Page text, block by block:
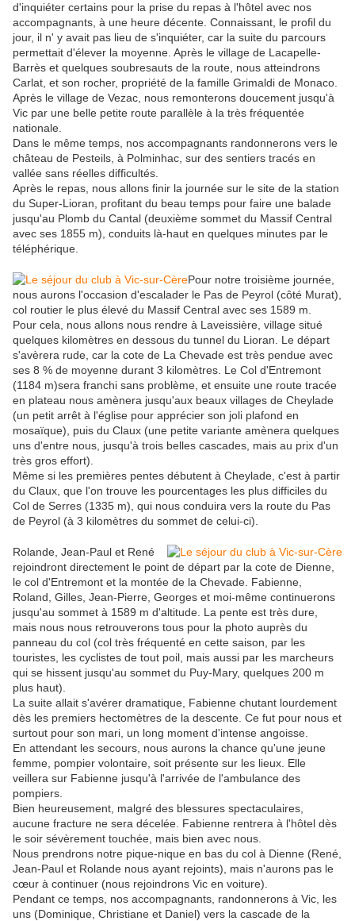
d'inquiéter certains pour la prise du repas à l'hôtel avec nos
accompagnants, à une heure décente. Connaissant, le profil du
jour, il n' y avait pas lieu de s'inquiéter, car la suite du parcours
permettait d'élever la moyenne. Après le village de Lacapelle-
Barrès et quelques soubresauts de la route, nous atteindrons
Carlat, et son rocher, propriété de la famille Grimaldi de Monaco.
Après le village de Vezac, nous remonterons doucement jusqu'à
Vic par une belle petite route parallèle à la très fréquentée
nationale.
Dans le même temps, nos accompagnants randonnerons vers le
château de Pesteils, à Polminhac, sur des sentiers tracés en
vallée sans réelles difficultés.
Après le repas, nous allons finir la journée sur le site de la station
du Super-Lioran, profitant du beau temps pour faire une balade
jusqu'au Plomb du Cantal (deuxième sommet du Massif Central
avec ses 1855 m), conduits là-haut en quelques minutes par le
téléphérique.
Pour notre troisième journée,
nous aurons l'occasion d'escalader le Pas de Peyrol (côté Murat),
col routier le plus élevé du Massif Central avec ses 1589 m.
Pour cela, nous allons nous rendre à Laveissière, village situé
quelques kilomètres en dessous du tunnel du Lioran. Le départ
s'avèrera rude, car la cote de La Chevade est très pendue avec
ses 8 % de moyenne durant 3 kilomètres. Le Col d'Entremont
(1184 m)sera franchi sans problème, et ensuite une route tracée
en plateau nous amènera jusqu'aux beaux villages de Cheylade
(un petit arrêt à l'église pour apprécier son joli plafond en
mosaïque), puis du Claux (une petite variante amènera quelques
uns d'entre nous, jusqu'à trois belles cascades, mais au prix d'un
très gros effort).
Même si les premières pentes débutent à Cheylade, c'est à partir
du Claux, que l'on trouve les pourcentages les plus difficiles du
Col de Serres (1335 m), qui nous conduira vers la route du Pas
de Peyrol (à 3 kilomètres du sommet de celui-ci).
Rolande, Jean-Paul et René
rejoindront directement le point de départ par la cote de Dienne,
le col d'Entremont et la montée de la Chevade. Fabienne,
Roland, Gilles, Jean-Pierre, Georges et moi-même continuerons
jusqu'au sommet à 1589 m d'altitude. La pente est très dure,
mais nous nous retrouverons tous pour la photo auprès du
panneau du col (col très fréquenté en cette saison, par les
touristes, les cyclistes de tout poil, mais aussi par les marcheurs
qui se hissent jusqu'au sommet du Puy-Mary, quelques 200 m
plus haut).
La suite allait s'avérer dramatique, Fabienne chutant lourdement
dès les premiers hectomètres de la descente. Ce fut pour nous et
surtout pour son mari, un long moment d'intense angoisse.
En attendant les secours, nous aurons la chance qu'une jeune
femme, pompier volontaire, soit présente sur les lieux. Elle
veillera sur Fabienne jusqu'à l'arrivée de l'ambulance des
pompiers.
Bien heureusement, malgré des blessures spectaculaires,
aucune fracture ne sera décelée. Fabienne rentrera à l'hôtel dès
le soir sévèrement touchée, mais bien avec nous.
Nous prendrons notre pique-nique en bas du col à Dienne (René,
Jean-Paul et Rolande nous ayant rejoints), mais n'aurons pas le
cœur à continuer (nous rejoindrons Vic en voiture).
Pendant ce temps, nos accompagnants, randonnerons à Vic, les
uns (Dominique, Christiane et Daniel) vers la cascade de la